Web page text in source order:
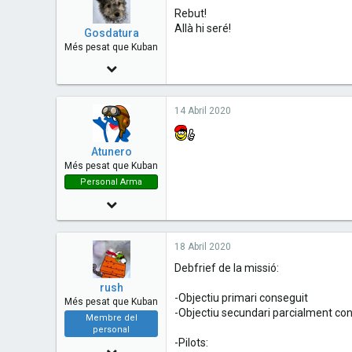
Gosdatura
Més pesat que Kuban
1,422
Rebut!
Allà hi seré!
Atunero
Més pesat que Kuban
Personal Arma
19 Maig 2016
1,042
14 Abril 2020
rush
Més pesat que Kuban
Membre del
personal
18 Abril 2020
Debfrief de la missió:
-Objectiu primari conseguit
-Objectiu secundari parcialment
-Pilots: